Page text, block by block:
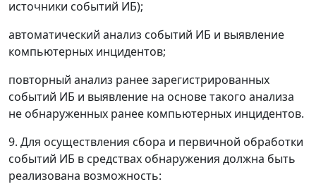
источники событий ИБ);
автоматический анализ событий ИБ и выявление
компьютерных инцидентов;
повторный анализ ранее зарегистрированных
событий ИБ и выявление на основе такого анализа
не обнаруженных ранее компьютерных инцидентов.
9. Для осуществления сбора и первичной обработки
событий ИБ в средствах обнаружения должна быть
реализована возможность: